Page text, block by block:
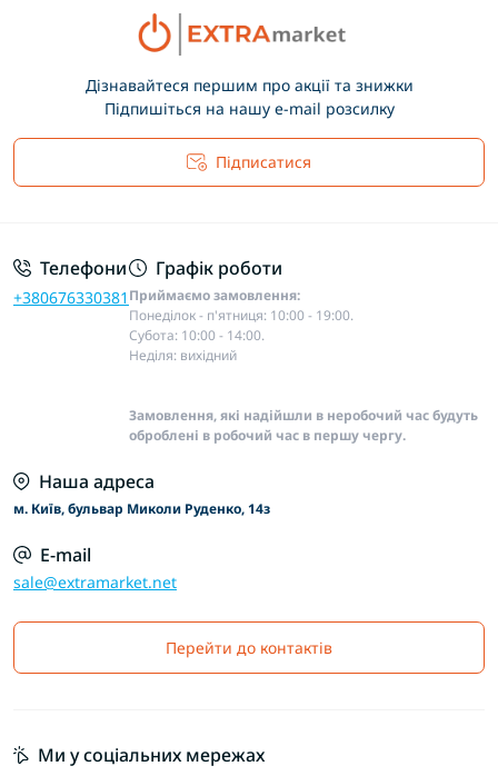
Дізнавайтеся першим про акції та знижки
Підпишіться на нашу e-mail розсилку
Підписатися
Телефони
+380676330381
Графік роботи
Приймаємо замовлення:
Понеділок - п'ятниця: 10:00 - 19:00.
Субота: 10:00 - 14:00.
Неділя: вихідний
Замовлення, які надійшли в неробочий час будуть
оброблені в робочий час в першу чергу.
Наша адреса
м. Київ, бульвар Миколи Руденко, 14з
E-mail
sale@extramarket.net
Перейти до контактів
Ми у соціальних мережах